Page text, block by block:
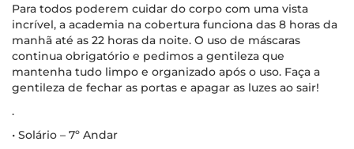
Para todos poderem cuidar do corpo com uma vista
incrível, a academia na cobertura funciona das 8 horas da
manhã até as 22 horas da noite. O uso de máscaras
continua obrigatório e pedimos a gentileza que
mantenha tudo limpo e organizado após o uso. Faça a
gentileza de fechar as portas e apagar as luzes ao sair!
.
• Solário – 7º Andar